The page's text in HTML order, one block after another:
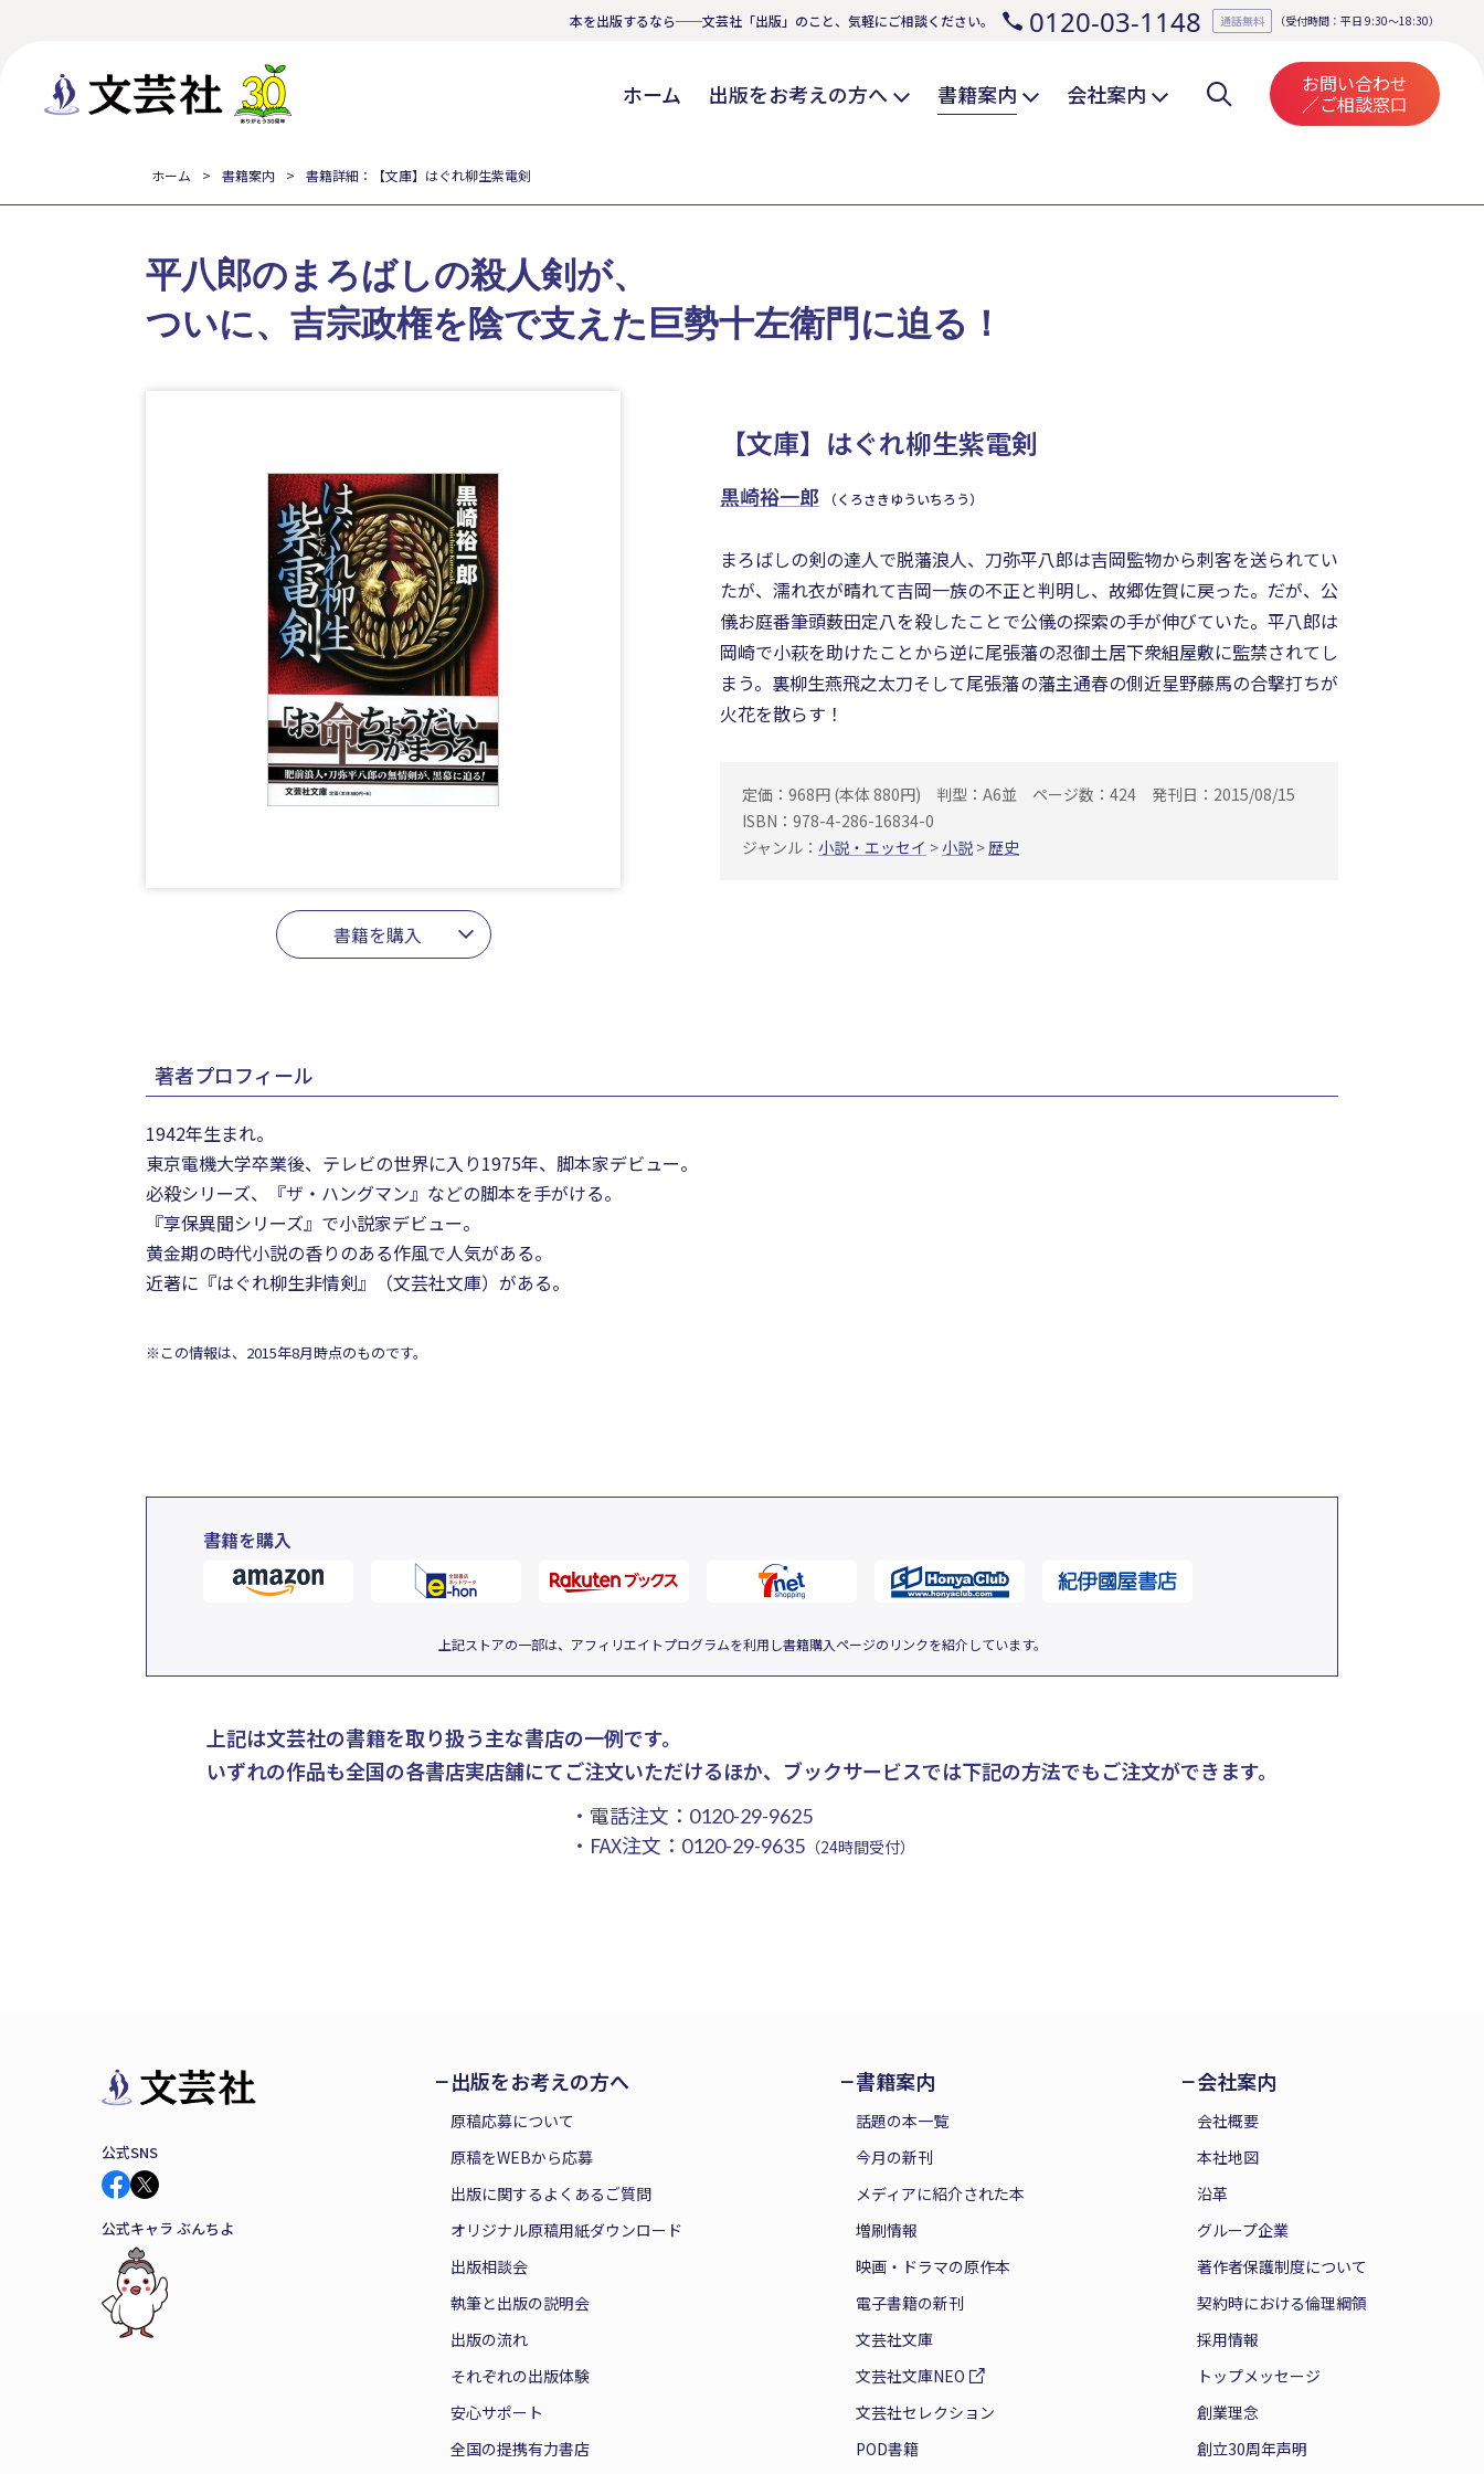
本を出版するなら──文芸社「出版」のこと、気軽にご相談ください。 0120-03-1148 通話無料 （受付時間：平日 9:30～18:30）
ホーム 出版をお考えの方へ 書籍案内 会社案内 お問い合わせ
／ご相談窓口
ホーム 書籍案内 書籍詳細：【文庫】はぐれ柳生紫電剣
【文庫】はぐれ柳生紫電剣
黒崎裕一郎 （くろさきゆういちろう）
書籍を購入
平八郎のまろばしの殺人剣が、
ついに、吉宗政権を陰で支えた巨勢十左衛門に迫る！
まろばしの剣の達人で脱藩浪人、刀弥平八郎は吉岡監物から刺客を送られてい
たが、濡れ衣が晴れて吉岡一族の不正と判明し、故郷佐賀に戻った。だが、公
儀お庭番筆頭薮田定八を殺したことで公儀の探索の手が伸びていた。平八郎は
岡崎で小萩を助けたことから逆に尾張藩の忍御土居下衆組屋敷に監禁されてし
まう。裏柳生燕飛之太刀そして尾張藩の藩主通春の側近星野藤馬の合撃打ちが
火花を散らす！
定価：968円 (本体 880円) 判型：A6並 ページ数：424
発刊日：2015/08/15
ISBN：978-4-286-16834-0
ジャンル： 小説・エッセイ > 小説 >歴史
著者プロフィール
1942年生まれ。
東京電機大学卒業後、テレビの世界に入り1975年、脚本家デビュー。
必殺シリーズ、『ザ・ハングマン』などの脚本を手がける。
『享保異聞シリーズ』で小説家デビュー。
黄金期の時代小説の香りのある作風で人気がある。
近著に『はぐれ柳生非情剣』（文芸社文庫）がある。
※この情報は、2015年8月時点のものです。
書籍を購入
上記ストアの一部は、アフィリエイトプログラムを利用し書籍購入ページのリンクを紹介しています。
上記は文芸社の書籍を取り扱う主な書店の一例です。
いずれの作品も全国の各書店実店舗にてご注文いただけるほか、ブックサービスでは下記の方法でもご注文ができます。
・電話注文： 0120-29-9625
・FAX注文： 0120-29-9635（24時間受付）
公式SNS
公式キャラ ぶんちよ
出版をお考えの方へ
原稿応募について
原稿をWEBから応募
出版に関するよくあるご質問
オリジナル原稿用紙ダウンロード
出版相談会
執筆と出版の説明会
出版の流れ
それぞれの出版体験
安心サポート
全国の提携有力書店
書籍案内
話題の本一覧
今月の新刊
メディアに紹介された本
増刷情報
映画・ドラマの原作本
電子書籍の新刊
文芸社文庫
文芸社文庫NEO
文芸社セレクション
POD書籍
会社案内
会社概要
本社地図
沿革
グループ企業
著作者保護制度について
契約時における倫理綱領
採用情報
トップメッセージ
創業理念
創立30周年声明